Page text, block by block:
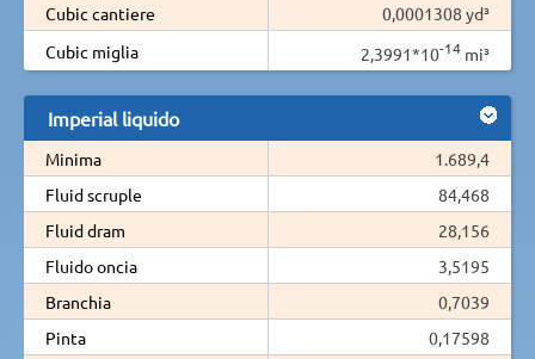
Cubic cantiere
0,0001308 yd³
Cubic miglia
2,3991*10-14 mi³
Imperial liquido
Minima
1.689,4
Fluid scruple
84,468
Fluid dram
28,156
Fluido oncia
3,5195
Branchia
0,7039
Pinta
0,17598